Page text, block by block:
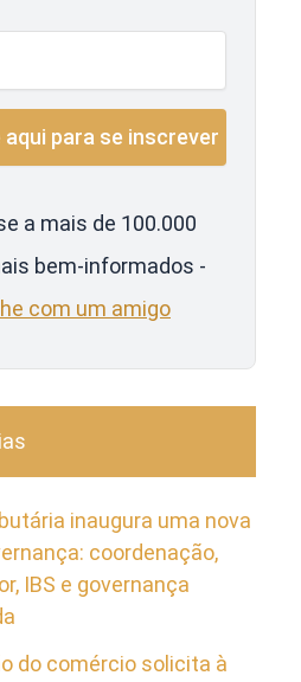
a mais de 100.000
bem-informados -
com um amigo
inaugura uma nova
coordenação,
IBS e governança
do comércio solicita à